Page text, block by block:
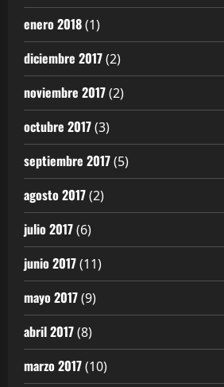
enero 2018(1)
diciembre 2017(2)
noviembre 2017(2)
octubre 2017(3)
septiembre 2017(5)
agosto 2017(2)
julio 2017(6)
junio 2017(11)
mayo 2017(9)
abril 2017(8)
marzo 2017(10)